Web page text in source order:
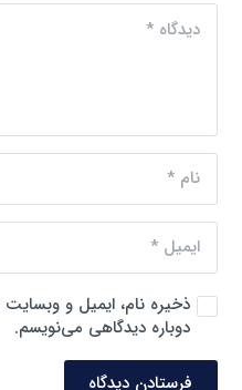
ذخیره نام، ایمیل و
دوباره دیدگاهی می‌نویسم.
فرستادن دیدگاه